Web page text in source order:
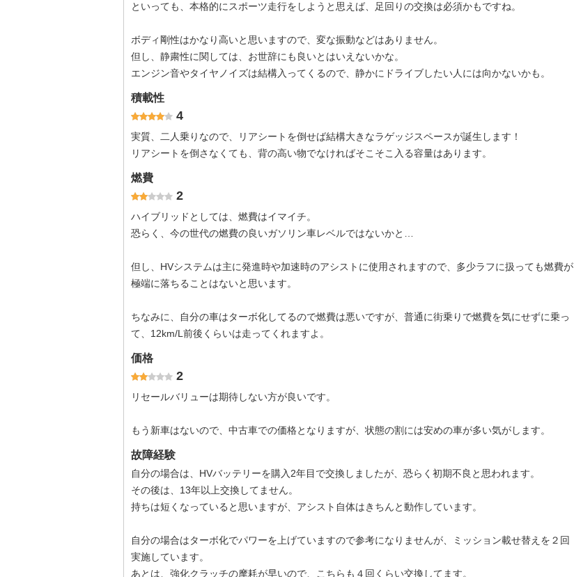
といっても、本格的にスポーツ走行をしようと思えば、足回りの交換は必須かもですね。
ボディ剛性はかなり高いと思いますので、変な振動などはありません。
但し、静粛性に関しては、お世辞にも良いとはいえないかな。
エンジン音やタイヤノイズは結構入ってくるので、静かにドライブしたい人には向かないかも。
積載性
4
実質、二人乗りなので、リアシートを倒せば結構大きなラゲッジスペースが誕生します！
リアシートを倒さなくても、背の高い物でなければそこそこ入る容量はあります。
燃費
2
ハイブリッドとしては、燃費はイマイチ。
恐らく、今の世代の燃費の良いガソリン車レベルではないかと…
但し、HVシステムは主に発進時や加速時のアシストに使用されますので、多少ラフに扱っても燃費が
極端に落ちることはないと思います。
ちなみに、自分の車はターボ化してるので燃費は悪いですが、普通に街乗りで燃費を気にせずに乗っ
て、12km/L前後くらいは走ってくれますよ。
価格
2
リセールバリューは期待しない方が良いです。
もう新車はないので、中古車での価格となりますが、状態の割には安めの車が多い気がします。
故障経験
自分の場合は、HVバッテリーを購入2年目で交換しましたが、恐らく初期不良と思われます。
その後は、13年以上交換してません。
持ちは短くなっていると思いますが、アシスト自体はきちんと動作しています。
自分の場合はターボ化でパワーを上げていますので参考になりませんが、ミッション載せ替えを２回
実施しています。
あとは、強化クラッチの摩耗が早いので、こちらも４回くらい交換してます。